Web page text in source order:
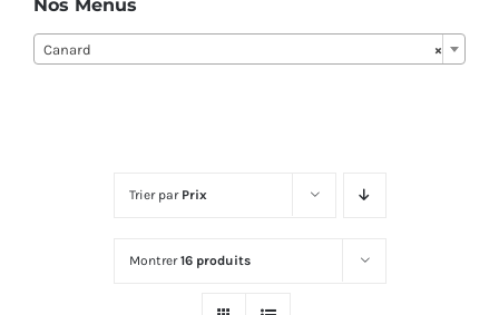
Trier par Prix
Montrer16 produits
Nos Menus
×
Canard